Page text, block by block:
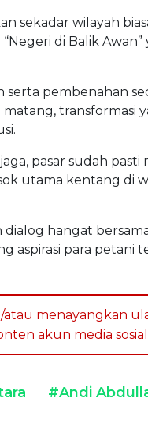
sekadar wilayah
di Balik
serta pembenahan
transformasi
pasar sudah
utama kentang di
hangat
aspirasi para petani
menayangkan
akun media
#Andi